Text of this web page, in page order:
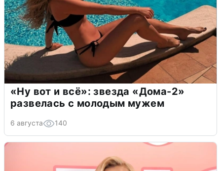
«Ну вот и всё»: звезда «Дома-2»
развелась с молодым мужем
6 августа 140